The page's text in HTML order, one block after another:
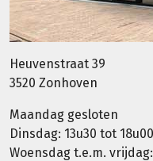
Heuvenstraat 39
3520 Zonhoven
Maandag gesloten
Dinsdag: 13u30 tot 18u00
Woensdag t.e.m.